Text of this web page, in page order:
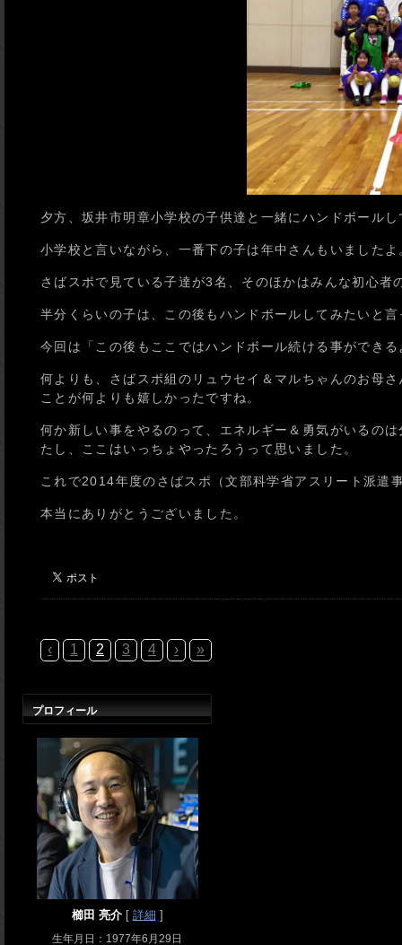
夕方、坂井市明章小学校の子供達と一緒にハンドボール
小学校と言いながら、一番下の子は年中さんもいましたよ
さばスポで見ている子達が3名、そのほかはみんな初心
半分くらいの子は、この後もハンドボールしてみたいと
今回は「この後もここではハンドボール続ける事ができ
何よりも、さばスポ組のリュウセイ＆マルちゃんのお母
ことが何よりも嬉しかったですね。
何か新しい事をやるのって、エネルギー＆勇気がいるの
たし、ここはいっちょやったろうって思いました。
これで2014年度のさばスポ（文部科学省アスリート派遣
本当にありがとうございました。
‹ 1 2 3 4 › »
プロフィール
櫛田 亮介[ 詳細 ]
生年月日：1977年6月29日